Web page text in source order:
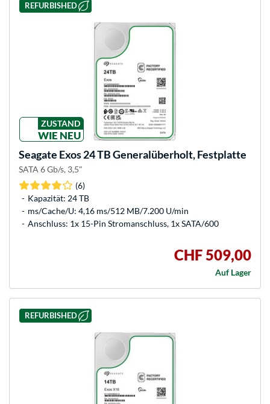
REFURBISHED
ZUSTAND
WIE NEU
Seagate Exos 24 TB Generalüberholt, Festplatte
SATA 6 Gb/s, 3,5"
(6)
Kapazität: 24 TB
ms/Cache/U: 4,16 ms/512 MB/7.200 U/min
Anschluss: 1x 15-Pin Stromanschluss, 1x SATA/600
CHF 509,00
Auf Lager
REFURBISHED